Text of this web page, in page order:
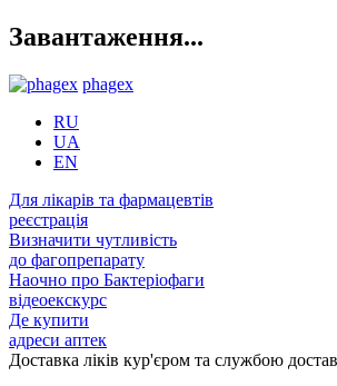
Завантаження...
phagex
RU
UA
EN
Для лікарів та фармацевтів
реєстрація
Визначити чутливість
до фагопрепарату
Наочно про Бактеріофаги
відеоекскурс
Де купити
адреси аптек
Доставка ліків кур'єром та службою